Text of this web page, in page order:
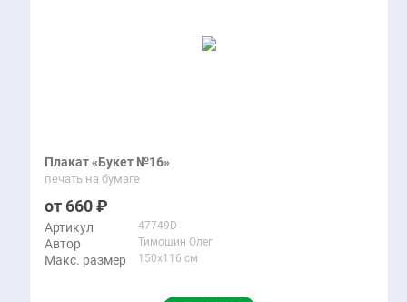
Плакат «Букет №16»
печать на бумаге
660
Артикул 47749D
Автор Тимошин Олег
Макс. размер 150x116 см